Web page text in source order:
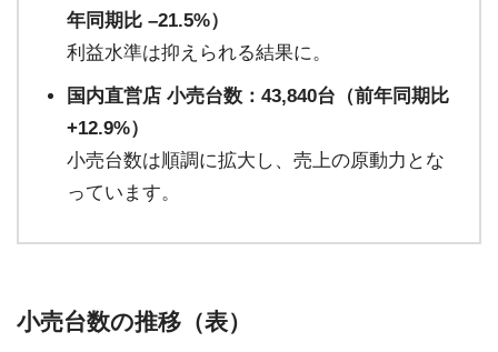
年同期比 –21.5%）
利益水準は抑えられる結果に。
国内直営店 小売台数：43,840台（前年同期比
+12.9%）
小売台数は順調に拡大し、売上の原動力とな
っています。
小売台数の推移（表）